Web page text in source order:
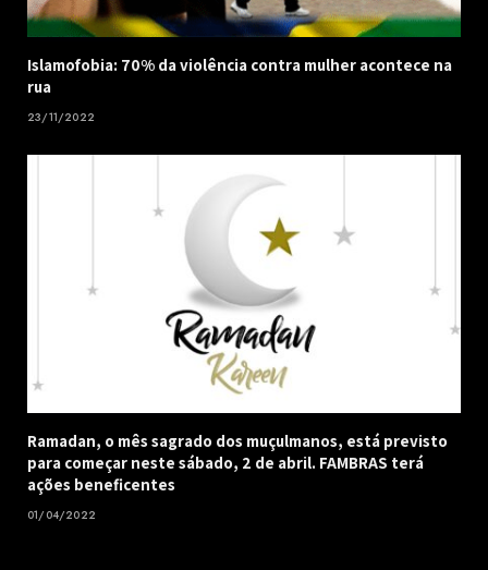
Islamofobia: 70% da violência contra mulher acontece na
rua
23/11/2022
Ramadan, o mês sagrado dos muçulmanos, está previsto
para começar neste sábado, 2 de abril. FAMBRAS terá
ações beneficentes
01/04/2022